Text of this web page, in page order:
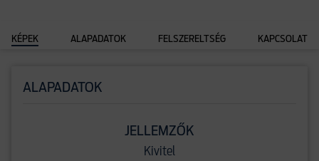
KÉPEK ALAPADATOK FELSZERELTSÉG KAPCSOLAT
ALAPADATOK
JELLEMZŐK
Kivitel